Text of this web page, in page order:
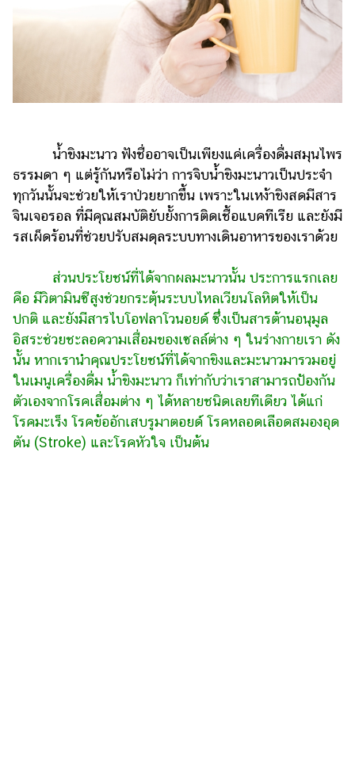
แต่งงาน
แม่
และ
เด็ก
สัตว์
Infographic
บริการ
แอปฯ
กระปุก
คอร์ส
ออนไลน์
น้ำขิงมะนาว ฟังชื่ออาจเป็นเพียงแค่เครื่องดื่มสมุนไพร
ธรรมดา ๆ แต่รู้กันหรือไม่ว่า การจิบน้ำขิงมะนาวเป็นประจำ
ทุกวันนั้นจะช่วยให้เราป่วยยากขึ้น เพราะในเหง้าขิงสดมีสาร
จินเจอรอล ที่มีคุณสมบัติยับยั้งการติดเชื้อแบคทีเรีย และยังมี
รสเผ็ดร้อนที่ช่วยปรับสมดุลระบบทางเดินอาหารของเราด้วย­­­
ส่วนประโยชน์ที่ได้จากผลมะนาวนั้น ประการแรกเลย
คือ มีวิตามินซีสูงช่วยกระตุ้นระบบไหลเวียนโลหิตให้เป็น
ปกติ และยังมีสารไบโอฟลาโวนอยด์ ซึ่งเป็นสารต้านอนุมูล
อิสระช่วยชะลอความเสื่อมของเซลล์ต่าง ๆ ในร่างกายเรา ดัง
นั้น หากเรานำคุณประโยชน์ที่ได้จากขิงและมะนาวมารวมอยู่
ในเมนูเครื่อ­­­งดื่ม น้ำขิงมะนาว ก็เท่ากับว่าเราสามารถป้องกัน
ตัวเองจากโรคเสื่อมต่าง ๆ ได้หลายชนิดเลยทีเดียว ได้แก่
โรคมะเร็ง โรคข้ออักเสบรูมาตอยด์ โรคหลอดเลือดสมองอุด
ตัน (Stroke) และโรคหัวใจ เป็นต้น